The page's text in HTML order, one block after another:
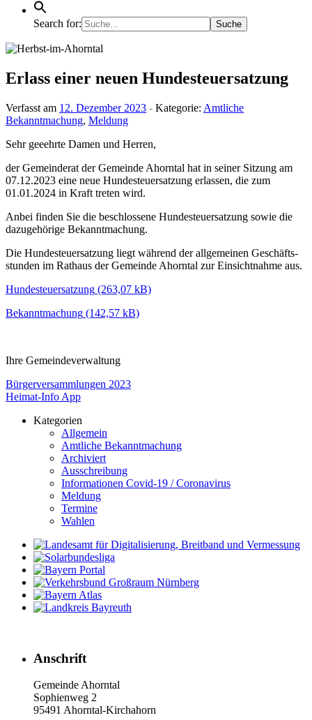
Search for:
Erlass einer neuen Hundesteuersatzung
Verfasst am 12. Dezember 2023 - Kategorie: Amtliche
Bekanntmachung, Meldung
Sehr geeehrte Damen und Herren,
der Gemein­derat der Gemeinde Ahorntal hat in seiner Sitzung am
07.12.2023 eine neue Hunde­steu­er­sat­zung erlassen, die zum
01.01.2024 in Kraft treten wird.
Anbei finden Sie die beschlos­sene Hunde­steu­er­sat­zung sowie die
dazu­ge­hö­rige Bekanntmachung.
Die Hunde­steu­er­sat­zung liegt während der allge­meinen Geschäfts­
stunden im Rathaus der Gemeinde Ahorntal zur Einsicht­nahme aus.
Hunde­steu­er­sat­zung
Bekannt­ma­chung
Ihre Gemein­de­ver­wal­tung
Beitragsnavigation
Bürgerversammlungen 2023
Heimat-Info App
Kategorien
Allgemein
Amtliche Bekanntmachung
Archiviert
Ausschreibung
Informationen Covid-19 / Coronavirus
Meldung
Termine
Wahlen
Anschrift
Gemeinde Ahorntal
Sophienweg 2
95491 Ahorntal-Kirchahorn